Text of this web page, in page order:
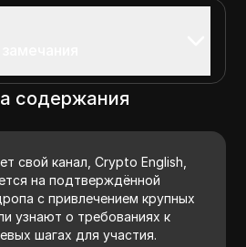
содержания
свой канал, Crypto English,
на подтверждённой
с привлечением крупных
узнают о требованиях к
шагах для участия.